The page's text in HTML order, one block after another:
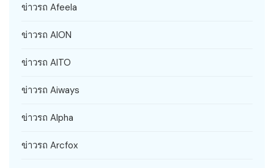
ข่าวรถ Afeela
ข่าวรถ AION
ข่าวรถ AITO
ข่าวรถ Aiways
ข่าวรถ Alpha
ข่าวรถ Arcfox